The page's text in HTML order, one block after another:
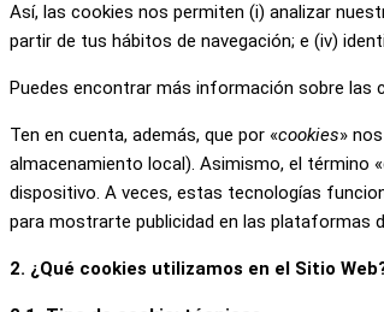
Así, las cookies nos permiten (i) analizar
partir de tus hábitos de navegación; e (iv)
Puedes encontrar más información sobre las
Ten en cuenta, además, que por «cookies»
almacenamiento local). Asimismo, el término
dispositivo. A veces, estas tecnologías
para mostrarte publicidad en las plataformas
2. ¿Qué cookies utilizamos en el Sitio